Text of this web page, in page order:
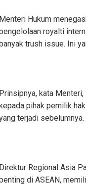
Menteri Hukum
royalti
trush issue. Ini
Prinsipnya, kata
pihak pemilik
terjadi sebelumnya.
Direktur Regional Asia
di ASEAN,